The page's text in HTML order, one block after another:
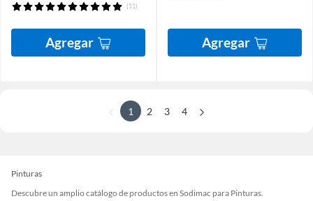
(11)
Agregar Agregar
1 2 3 4
Pinturas
Descubre un amplio catálogo de productos en Sodimac para Pinturas.